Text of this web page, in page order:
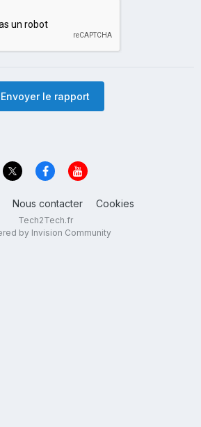
Envoyer le rapport
Nous contacter Cookies
Tech2Tech.fr
by Invision Community